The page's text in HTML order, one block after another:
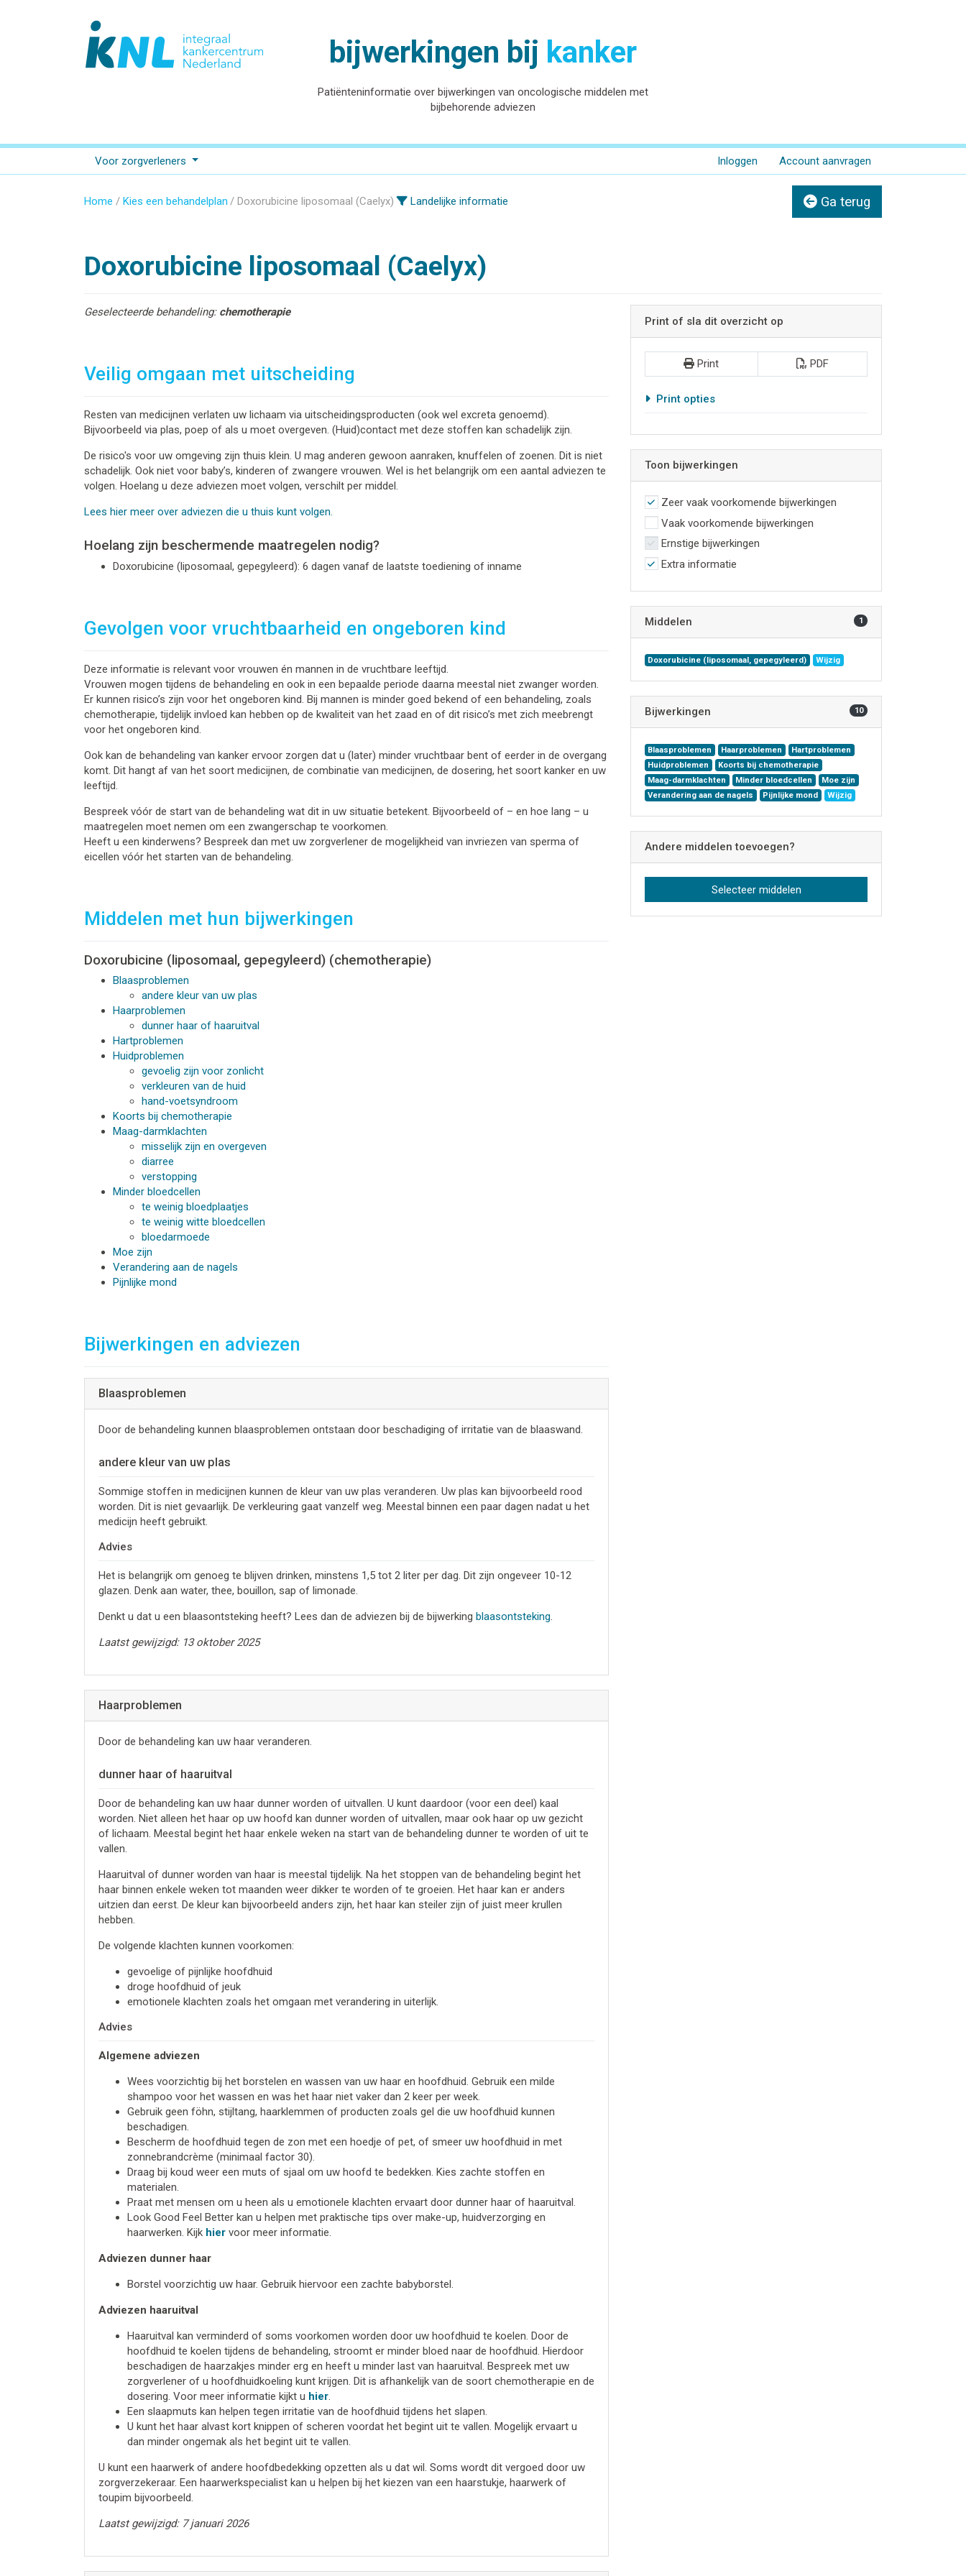
bijwerkingen bij kanker
Patiënteninformatie over bijwerkingen van oncologische middelen met
bijbehorende adviezen
Voor zorgverleners Inloggen Account aanvragen
Home Kies een behandelplan Doxorubicine liposomaal (Caelyx) Landelijke informatie Ga terug
Doxorubicine liposomaal (Caelyx)
Geselecteerde behandeling: chemotherapie
Veilig omgaan met uitscheiding
Resten van medicijnen verlaten uw lichaam via uitscheidingsproducten (ook wel excreta genoemd).
Bijvoorbeeld via plas, poep of als u moet overgeven. (Huid)contact met deze stoffen kan schadelijk zijn.
De risico's voor uw omgeving zijn thuis klein. U mag anderen gewoon aanraken, knuffelen of zoenen. Dit is niet
schadelijk. Ook niet voor baby’s, kinderen of zwangere vrouwen. Wel is het belangrijk om een aantal adviezen te
volgen. Hoelang u deze adviezen moet volgen, verschilt per middel.
Lees hier meer over adviezen die u thuis kunt volgen.
Hoelang zijn beschermende maatregelen nodig?
Doxorubicine (liposomaal, gepegyleerd): 6 dagen vanaf de laatste toediening of inname
Gevolgen voor vruchtbaarheid en ongeboren kind
Deze informatie is relevant voor vrouwen én mannen in de vruchtbare leeftijd.
Vrouwen mogen tijdens de behandeling en ook in een bepaalde periode daarna meestal niet zwanger worden.
Er kunnen risico’s zijn voor het ongeboren kind. Bij mannen is minder goed bekend of een behandeling, zoals
chemotherapie, tijdelijk invloed kan hebben op de kwaliteit van het zaad en of dit risico’s met zich meebrengt
voor het ongeboren kind.
Ook kan de behandeling van kanker ervoor zorgen dat u (later) minder vruchtbaar bent of eerder in de overgang
komt. Dit hangt af van het soort medicijnen, de combinatie van medicijnen, de dosering, het soort kanker en uw
leeftijd.
Bespreek vóór de start van de behandeling wat dit in uw situatie betekent. Bijvoorbeeld of – en hoe lang – u
maatregelen moet nemen om een zwangerschap te voorkomen.
Heeft u een kinderwens? Bespreek dan met uw zorgverlener de mogelijkheid van invriezen van sperma of
eicellen vóór het starten van de behandeling.
Middelen met hun bijwerkingen
Doxorubicine (liposomaal, gepegyleerd) (chemotherapie)
Blaasproblemen
andere kleur van uw plas
Haarproblemen
dunner haar of haaruitval
Hartproblemen
Huidproblemen
gevoelig zijn voor zonlicht
verkleuren van de huid
hand-voetsyndroom
Koorts bij chemotherapie
Maag-darmklachten
misselijk zijn en overgeven
diarree
verstopping
Minder bloedcellen
te weinig bloedplaatjes
te weinig witte bloedcellen
bloedarmoede
Moe zijn
Verandering aan de nagels
Pijnlijke mond
Bijwerkingen en adviezen
Blaasproblemen
Door de behandeling kunnen blaasproblemen ontstaan door beschadiging of irritatie van de blaaswand.
andere kleur van uw plas
Sommige stoffen in medicijnen kunnen de kleur van uw plas veranderen. Uw plas kan bijvoorbeeld rood
worden. Dit is niet gevaarlijk. De verkleuring gaat vanzelf weg. Meestal binnen een paar dagen nadat u het
medicijn heeft gebruikt.
Advies
Het is belangrijk om genoeg te blijven drinken, minstens 1,5 tot 2 liter per dag. Dit zijn ongeveer 10-12
glazen. Denk aan water, thee, bouillon, sap of limonade.
Denkt u dat u een blaasontsteking heeft? Lees dan de adviezen bij de bijwerking blaasontsteking.
Laatst gewijzigd: 13 oktober 2025
Haarproblemen
Door de behandeling kan uw haar veranderen.
dunner haar of haaruitval
Door de behandeling kan uw haar dunner worden of uitvallen. U kunt daardoor (voor een deel) kaal
worden. Niet alleen het haar op uw hoofd kan dunner worden of uitvallen, maar ook haar op uw gezicht
of lichaam. Meestal begint het haar enkele weken na start van de behandeling dunner te worden of uit te
vallen.
Haaruitval of dunner worden van haar is meestal tijdelijk. Na het stoppen van de behandeling begint het
haar binnen enkele weken tot maanden weer dikker te worden of te groeien. Het haar kan er anders
uitzien dan eerst. De kleur kan bijvoorbeeld anders zijn, het haar kan steiler zijn of juist meer krullen
hebben.
De volgende klachten kunnen voorkomen:
gevoelige of pijnlijke hoofdhuid
droge hoofdhuid of jeuk
emotionele klachten zoals het omgaan met verandering in uiterlijk.
Advies
Algemene adviezen
Wees voorzichtig bij het borstelen en wassen van uw haar en hoofdhuid. Gebruik een milde
shampoo voor het wassen en was het haar niet vaker dan 2 keer per week.
Gebruik geen föhn, stijltang, haarklemmen of producten zoals gel die uw hoofdhuid kunnen
beschadigen.
Bescherm de hoofdhuid tegen de zon met een hoedje of pet, of smeer uw hoofdhuid in met
zonnebrandcrème (minimaal factor 30).
Draag bij koud weer een muts of sjaal om uw hoofd te bedekken. Kies zachte stoffen en
materialen.
Praat met mensen om u heen als u emotionele klachten ervaart door dunner haar of haaruitval.
Look Good Feel Better kan u helpen met praktische tips over make-up, huidverzorging en
haarwerken. Kijk hiervoor meer informatie.
Adviezen dunner haar
Borstel voorzichtig uw haar. Gebruik hiervoor een zachte babyborstel.
Adviezen haaruitval
Haaruitval kan verminderd of soms voorkomen worden door uw hoofdhuid te koelen. Door de
hoofdhuid te koelen tijdens de behandeling, stroomt er minder bloed naar de hoofdhuid. Hierdoor
beschadigen de haarzakjes minder erg en heeft u minder last van haaruitval. Bespreek met uw
zorgverlener of u hoofdhuidkoeling kunt krijgen. Dit is afhankelijk van de soort chemotherapie en de
dosering. Voor meer informatie kijkt u hier.
Een slaapmuts kan helpen tegen irritatie van de hoofdhuid tijdens het slapen.
U kunt het haar alvast kort knippen of scheren voordat het begint uit te vallen. Mogelijk ervaart u
dan minder ongemak als het begint uit te vallen.
U kunt een haarwerk of andere hoofdbedekking opzetten als u dat wil. Soms wordt dit vergoed door uw
zorgverzekeraar. Een haarwerkspecialist kan u helpen bij het kiezen van een haarstukje, haarwerk of
toupim bijvoorbeeld.
Laatst gewijzigd: 7 januari 2026
Print of sla dit overzicht op
Print PDF
Print opties
Toon bijwerkingen
Zeer vaak voorkomende bijwerkingen
Vaak voorkomende bijwerkingen
Ernstige bijwerkingen
Extra informatie
Middelen 1
Doxorubicine (liposomaal, gepegyleerd) Wijzig
Bijwerkingen 10
Blaasproblemen Haarproblemen
Hartproblemen
Huidproblemen
Koorts bij chemotherapie
Maag-darmklachten
Minder bloedcellen
Moe zijn
Verandering aan de nagels
Pijnlijke mond Wijzig
Andere middelen toevoegen?
Selecteer middelen